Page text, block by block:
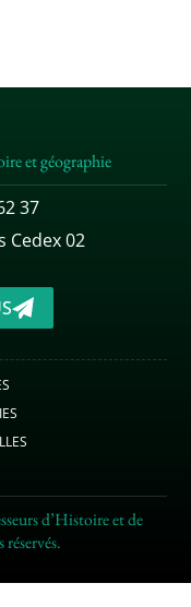
et géographie
37
Cedex 02
d’Histoire et de